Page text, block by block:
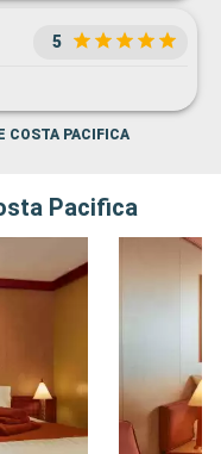
5
COSTA PACIFICA
Pacifica